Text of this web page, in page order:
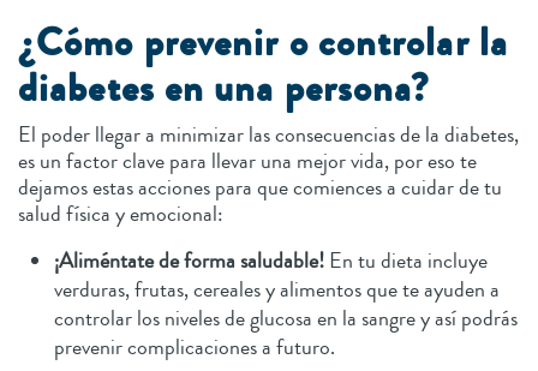
¿Cómo prevenir o controlar la
diabetes en una persona?
El poder llegar a minimizar las consecuencias de la diabetes,
es un factor clave para llevar una mejor vida, por eso te
dejamos estas acciones para que comiences a cuidar de tu
salud física y emocional:
¡Aliméntate de forma saludable!En tu dieta incluye
verduras, frutas, cereales y alimentos que te ayuden a
controlar los niveles de glucosa en la sangre y así podrás
prevenir complicaciones a futuro.